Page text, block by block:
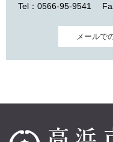
Tel：0566-95-9541
メールで